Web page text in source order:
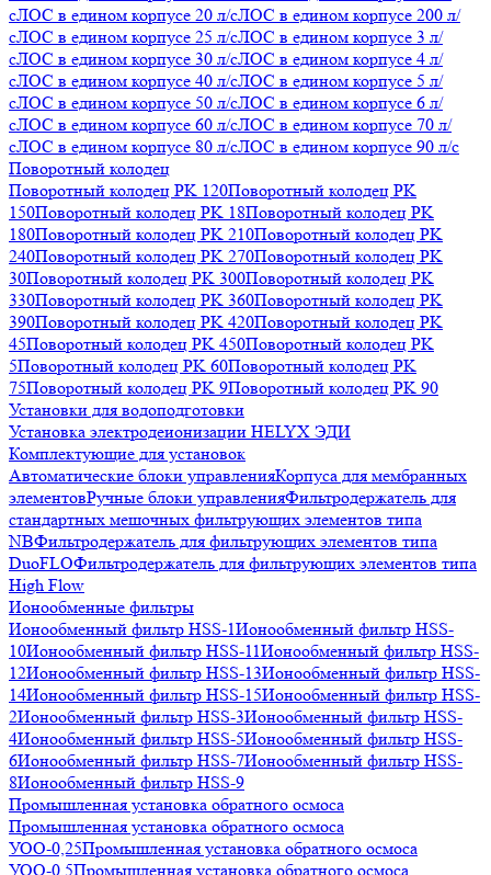
сЛОС в едином корпусе 20 л/сЛОС в едином корпусе 200 л/
сЛОС в едином корпусе 25 л/сЛОС в едином корпусе 3 л/
сЛОС в едином корпусе 30 л/сЛОС в едином корпусе 4 л/
сЛОС в едином корпусе 40 л/сЛОС в едином корпусе 5 л/
сЛОС в едином корпусе 50 л/сЛОС в едином корпусе 6 л/
сЛОС в едином корпусе 60 л/сЛОС в едином корпусе 70 л/
сЛОС в едином корпусе 80 л/сЛОС в едином корпусе 90 л/с
Поворотный колодец
Поворотный колодец PK 120Поворотный колодец PK
150Поворотный колодец PK 18Поворотный колодец PK
180Поворотный колодец PK 210Поворотный колодец PK
240Поворотный колодец PK 270Поворотный колодец PK
30Поворотный колодец PK 300Поворотный колодец PK
330Поворотный колодец PK 360Поворотный колодец PK
390Поворотный колодец PK 420Поворотный колодец PK
45Поворотный колодец PK 450Поворотный колодец PK
5Поворотный колодец PK 60Поворотный колодец PK
75Поворотный колодец PK 9Поворотный колодец PK 90
Установки для водоподготовки
Установка электродеионизации HELYX ЭДИ
Комплектующие для установок
Автоматические блоки управленияКорпуса для мембранных
элементовРучные блоки управленияФильтродержатель для
стандартных мешочных фильтрующих элементов типа
NBФильтродержатель для фильтрующих элементов типа
DuoFLOФильтродержатель для фильтрующих элементов типа
High Flow
Ионообменные фильтры
Ионообменный фильтр HSS-1Ионообменный фильтр HSS-
10Ионообменный фильтр HSS-11Ионообменный фильтр HSS-
12Ионообменный фильтр HSS-13Ионообменный фильтр HSS-
14Ионообменный фильтр HSS-15Ионообменный фильтр HSS-
2Ионообменный фильтр HSS-3Ионообменный фильтр HSS-
4Ионообменный фильтр HSS-5Ионообменный фильтр HSS-
6Ионообменный фильтр HSS-7Ионообменный фильтр HSS-
8Ионообменный фильтр HSS-9
Промышленная установка обратного осмоса
Промышленная установка обратного осмоса
УОО-0,25Промышленная установка обратного осмоса
УОО-0,5Промышленная установка обратного осмоса